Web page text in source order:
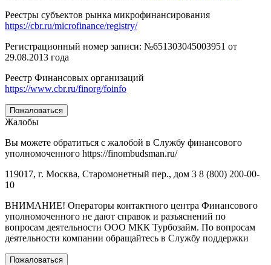
Реестры субъектов рынка микрофинансирования
https://cbr.ru/microfinance/registry/
Регистрационный номер записи: №651303045003951 от
29.08.2013 года
Реестр Финансовых организаций
https://www.cbr.ru/finorg/foinfo
Пожаловаться
Жалобы
Вы можете обратиться с жалобой в Службу финансового
уполномоченного https://finombudsman.ru/
119017, г. Москва, Старомонетный пер., дом 3 8 (800) 200-00-
10
ВНИМАНИЕ! Операторы контактного центра Финансового
уполномоченного не дают справок и разъяснений по
вопросам деятельности ООО МКК Турбозайм. По вопросам
деятельности компании обращайтесь в Службу поддержки
Пожаловаться